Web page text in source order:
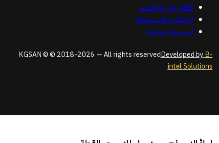
قطع غيار الرافعات
الرافعات المستعملة
استشارة مجانية
KGSAN © © 2018-2026 — All rights reservedDeveloped byB-
intel Solutions